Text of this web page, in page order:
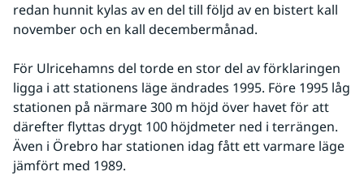
redan hunnit kylas av en del till följd av en bistert kall
november och en kall decembermånad.
För Ulricehamns del torde en stor del av förklaringen
ligga i att stationens läge ändrades 1995. Före 1995 låg
stationen på närmare 300 m höjd över havet för att
därefter flyttas drygt 100 höjdmeter ned i terrängen.
Även i Örebro har stationen idag fått ett varmare läge
jämfört med 1989.